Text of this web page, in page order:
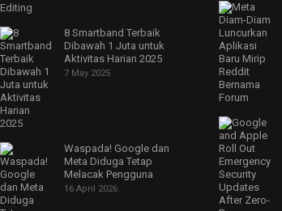
8 Smartband Terbaik
Dibawah 1 Juta untuk
Aktivitas Harian 2025
7 May 2025
Waspada! Google dan
Meta Diduga Tetap
Melacak Pengguna
16 April 2026